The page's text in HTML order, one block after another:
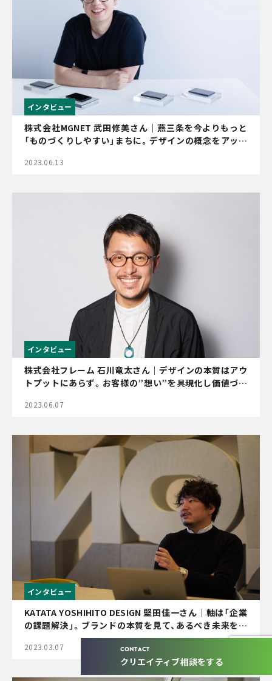
CONTACT
クリエイティブ相談をする
インタビュー
株式会社MGNET 武田修美さん｜燕三条を今よりもっと
「ものづくりしやすい」まちに。デザインの概念をアップ
2023.06.13
インタビュー
株式会社フレーム 石川竜太さん｜デザインの本質はアウ
トプットにあらず。お客様の”想い”を具現化し価値づく
2023.06.07
インタビュー
KATATA YOSHIHITO DESIGN 堅田佳一さん｜軸は「企業
の課題解決」。ブランドの本質を見て、あるべき未来をデ
2023.03.07